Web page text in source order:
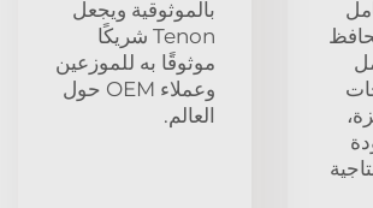
بالموثوقية ويجعل
Tenon شريكًا
موثوقًا به للموزعين
وعملاء OEM حول
العالم.